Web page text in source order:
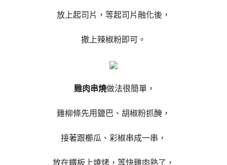
放上起司片，等起司片融化後，
撒上辣椒粉即可。
雞肉串燒做法很簡單，
雞柳條先用鹽巴、胡椒粉抓醃，
接著跟櫛瓜、彩椒串成一串，
放在鐵板上燒烤，等快雞肉熟了，